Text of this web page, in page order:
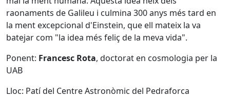
raonaments de Galileu i culmina 300 anys més tard en
la ment excepcional d'Einstein, que ell mateix la va
batejar com "la idea més feliç de la meva vida".
Ponent: Francesc Rota, doctorat en cosmologia per la
UAB
Lloc: Patí del Centre Astronòmic del Pedraforca